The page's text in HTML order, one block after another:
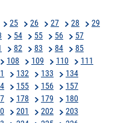
25 26 27 28
29
54 55 56
57
82 83 84
85
108 109 110
111
132 133
134
155 156
157
178 179
180
201 202
203